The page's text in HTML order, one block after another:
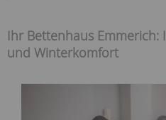
Ihr Bettenhaus Emmerich:
und Winterkomfort